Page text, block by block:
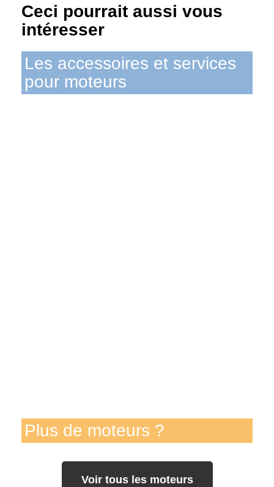
Ceci pourrait aussi vous
intéresser
Les accessoires et services
pour moteurs
Plus de moteurs ?
Voir tous les moteurs